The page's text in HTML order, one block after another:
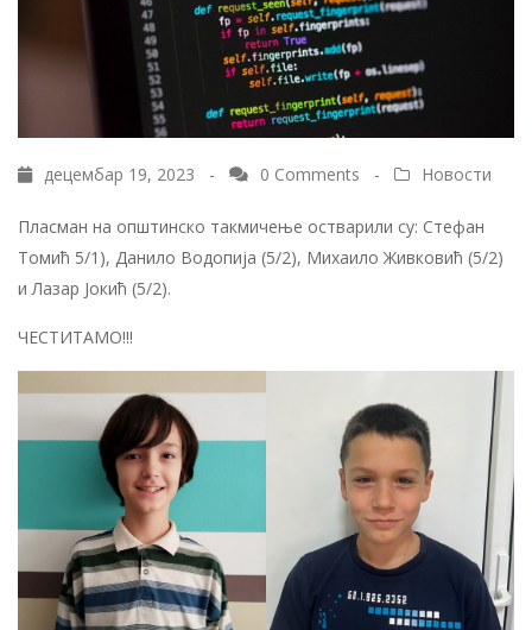
децембар 19, 2023 - 0 Comments - Новости
Пласман на општинско такмичење остварили су: Стефан
Томић 5/1), Данило Водопија (5/2), Михаило Живковић (5/2)
и Лазар Јокић (5/2).
ЧЕСТИТАМО!!!